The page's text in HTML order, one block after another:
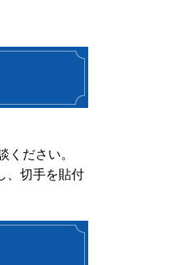
ださい。
、切手を貼付